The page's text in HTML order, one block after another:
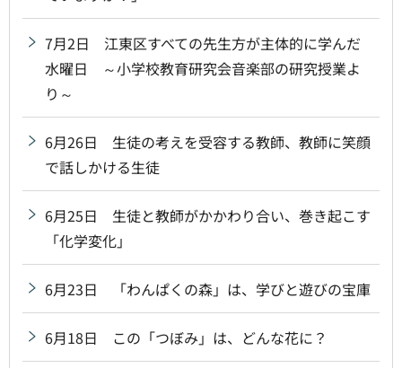
7月2日 江東区すべての先生方が主体的に学んだ
水曜日 ～小学校教育研究会音楽部の研究授業よ
り～
6月26日 生徒の考えを受容する教師、教師に笑顔
で話しかける生徒
6月25日 生徒と教師がかかわり合い、巻き起こす
「化学変化」
6月23日 「わんぱくの森」は、学びと遊びの宝庫
6月18日 この「つぼみ」は、どんな花に？